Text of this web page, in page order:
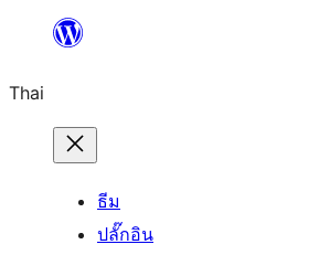
ยัง
เนื้อหา
Thai
ธีม
ปลั๊กอิน